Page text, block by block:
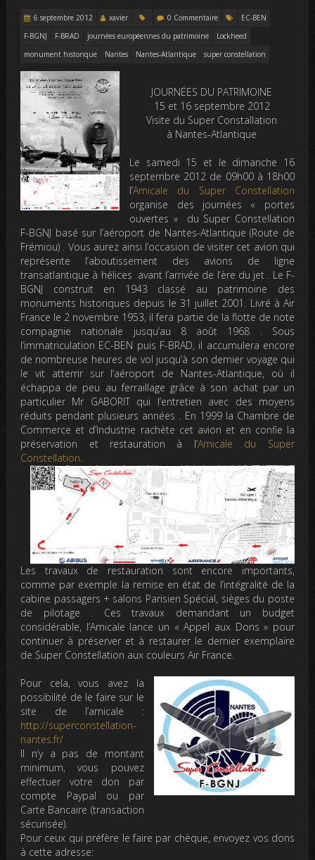
6 septembre 2012 xavier 0 Commentaire
EC-BEN
F-BGNJ
F-BRAD journées européennes du patrimoine
Lockheed
monument historique
Nantes Nantes-Atlantique super constellation
JOURNÉES DU PATRIMOINE
15 et 16 septembre 2012
Visite du Super Constallation
à Nantes-Atlantique
Le samedi 15 et le dimanche 16
septembre 2012 de 09h00 à 18h00
l’Amicale du Super Constellation
organise des journées « portes
ouvertes » du Super Constellation
F-BGNJ basé sur l’aéroport de Nantes-Atlantique (Route de
Frémiou) . Vous aurez ainsi l’occasion de visiter cet avion qui
représente l’aboutissement des avions de ligne
transatlantique à hélices avant l’arrivée de l’ère du jet . Le F-
BGNJ construit en 1943 classé au patrimoine des
monuments historiques depuis le 31 juillet 2001. Livré à Air
France le 2 novembre 1953, il fera partie de la flotte de note
compagnie nationale jusqu’au 8 août 1968 . Sous
l’immatriculation EC-BEN puis F-BRAD, il accumulera encore
de nombreuse heures de vol jusqu’à son dernier voyage qui
le vit atterrir sur l’aéroport de Nantes-Atlantique, où il
échappa de peu au ferraillage grâce à son achat par un
particulier Mr GABORIT qui l’entretien avec des moyens
réduits pendant plusieurs années . En 1999 la Chambre de
Commerce et d’Industrie rachète cet avion et en confie la
préservation et restauration à l’Amicale du Super
Constellation.
Les travaux de restauration sont encore importants,
comme par exemple la remise en état de l’intégralité de la
cabine passagers + salons Parisien Spécial, sièges du poste
de pilotage . Ces travaux demandant un budget
considérable, l’Amicale lance un « Appel aux Dons » pour
continuer à préserver et à restaurer le dernier exemplaire
de Super Constellation aux couleurs Air France.
Pour cela, vous avez la
possibilité de le faire sur le
site de l’amicale :
http://superconstellation-
nantes.fr/
Il n’y a pas de montant
minimum, vous pouvez
effectuer votre don par
compte Paypal ou par
Carte Bancaire (transaction
sécurisée).
Pour ceux qui préfère le faire par chèque, envoyez vos dons
à cette adresse: